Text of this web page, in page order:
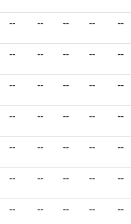
-- -- -- -- --
-- -- -- -- --
-- -- -- -- --
-- -- -- -- --
-- -- -- -- --
-- -- -- -- --
-- -- -- -- --